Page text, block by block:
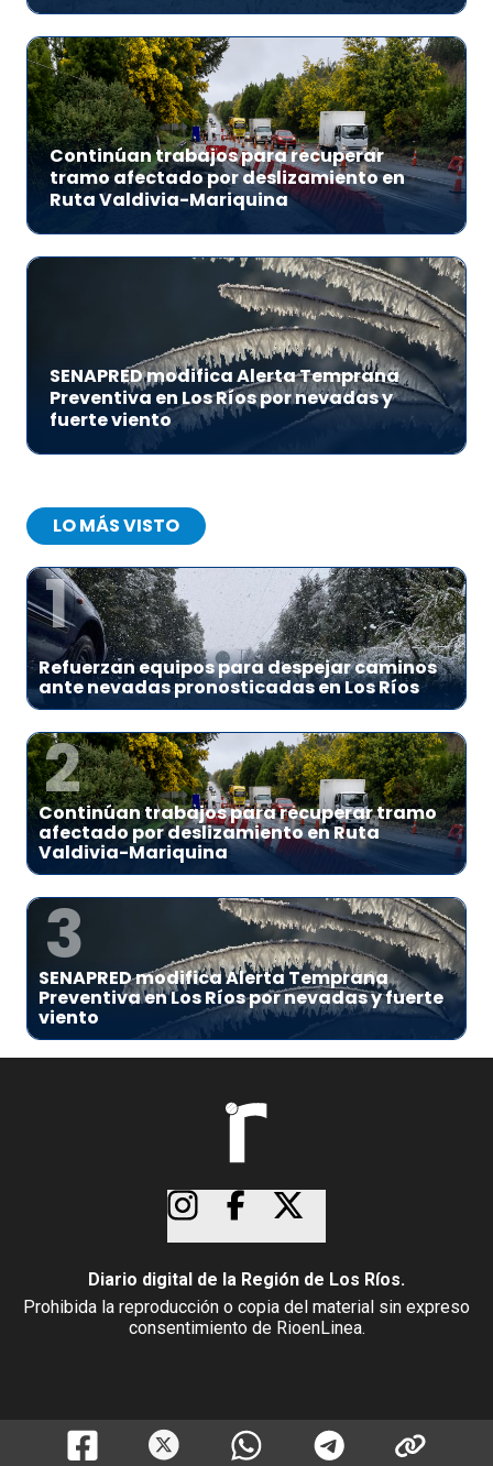
Continúan trabajos para recuperar
tramo afectado por deslizamiento en
Ruta Valdivia-Mariquina
SENAPRED modifica Alerta Temprana
Preventiva en Los Ríos por nevadas y
fuerte viento
LO MÁS VISTO
1
Refuerzan equipos para despejar caminos
ante nevadas pronosticadas en Los Ríos
2
Continúan trabajos para recuperar tramo
afectado por deslizamiento en Ruta
Valdivia-Mariquina
3
SENAPRED modifica Alerta Temprana
Preventiva en Los Ríos por nevadas y fuerte
viento
Diario digital de la Región de Los Ríos.
Prohibida la reproducción o copia del material sin expreso
consentimiento de RioenLinea.